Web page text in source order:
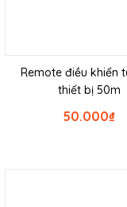
Remote điều khiển
thiết bị 50m
₫
50.000